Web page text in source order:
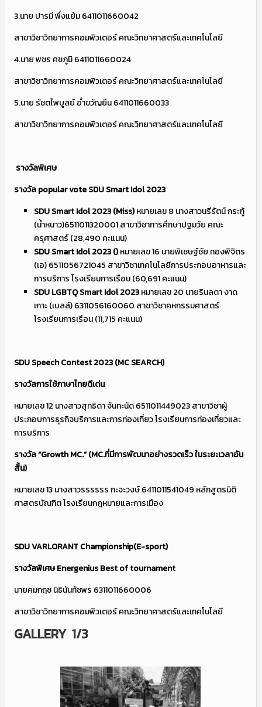
3.นาย ปารมี พึ่งแย้ม 6411011660042
สาขาวิชาวิทยาการคอมพิวเตอร์ คณะวิทยาศาสตร์และเทคโนโลยี
4.นาย พชร คชภูมิ 6411011660024
สาขาวิชาวิทยาการคอมพิวเตอร์ คณะวิทยาศาสตร์และเทคโนโลยี
5.นาย รัชตไพบูลย์ อ่ำขวัญยืน 6411011660033
สาขาวิชาวิทยาการคอมพิวเตอร์ คณะวิทยาศาสตร์และเทคโนโลยี
รางวัลพิเศษ
รางวัลpopular vote SDU Smart Idol 2023
SDU Smart Idol 2023 (Miss)หมายเลข 8 นางสาวนรีรัตน์ กระทู้
(น้ำหนาว)6511011320001 สาขาวิชาการศึกษาปฐมวัย คณะ
ครุศาสตร์ (28,490 คะแนน)
SDU Smart Idol 2023 ()หมายเลข 16 นายพิเชษฐ์ชัย ทองพิจิตร
(เอ) 6511056721045 สาขาวิชาเทคโนโลยีการประกอบอาหารและ
การบริการ โรงเรียนการเรือน (60,691 คะแนน)
SDU LGBTQ Smart Idol 2023หมายเลข 20 นายรินลดา งาด
เกาะ (เบลล์) 6311056160060 สาขาวิชาคหกรรมศาสตร์
โรงเรียนการเรือน (11,715 คะแนน)
SDU Speech Contest2023 (MC SEARCH)
รางวัลการใช้ภาษาไทยดีเด่น
หมายเลข 12 นางสาวสุทธิดา จันทะนัด 6511011449023 สาขาวิชาผู้
ประกอบการธุรกิจบริการและการท่องเที่ยว โรงเรียนการท่องเที่ยวและ
การบริการ
รางวัล“Growth MC.” (MC.ที่มีการพัฒนาอย่างรวดเร็ว ในระยะเวลาอัน
สั้น)
หมายเลข 13 นางสาวรรรรรร กะจะวงษ์ 6411011541049 หลักสูตรนิติ
ศาสตรบัณฑิต โรงเรียนกฎหมายและการเมือง
SDU VARLORANT Championship(E-sport)
รางวัลพิเศษEnergenius Best of tournament
นายคมกฤช นิธินันทัชพร 6311011660006
สาขาวิชาวิทยาการคอมพิวเตอร์ คณะวิทยาศาสตร์และเทคโนโลยี
GALLERY 1/3